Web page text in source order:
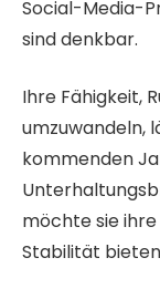
Social-Media-
sind denkbar.
Ihre Fähigkeit,
umzuwandeln,
kommenden
möchte sie
Stabilität